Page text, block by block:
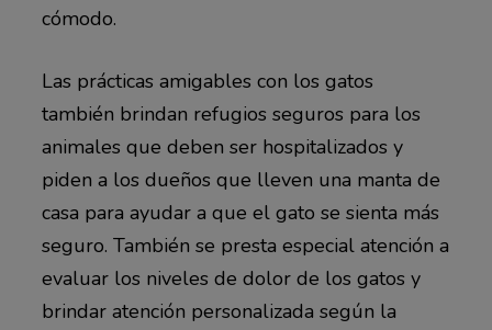
cómodo.
Las prácticas amigables con los gatos
también brindan refugios seguros para los
animales que deben ser hospitalizados y
piden a los dueños que lleven una manta de
casa para ayudar a que el gato se sienta más
seguro. También se presta especial atención a
evaluar los niveles de dolor de los gatos y
brindar atención personalizada según la